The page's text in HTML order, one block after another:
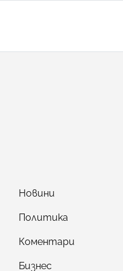
Новини
Политика
Коментари
Бизнес